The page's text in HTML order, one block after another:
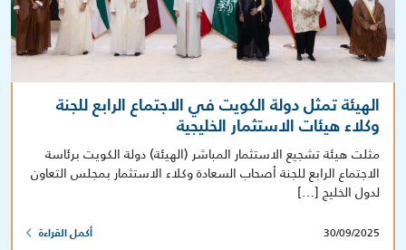
الهيئة تمثل دولة الكويت في الاجتماع الرابع للجنة
وكلاء هيئات الاستثمار الخليجية
مثلت هيئة تشجيع الاستثمار المباشر (الهيئة) دولة الكويت برئاسة
الاجتماع الرابع للجنة أصحاب السعادة وكلاء الاستثمار بمجلس التعاون
لدول الخليج […]
30/09/2025 أكمل القراءة